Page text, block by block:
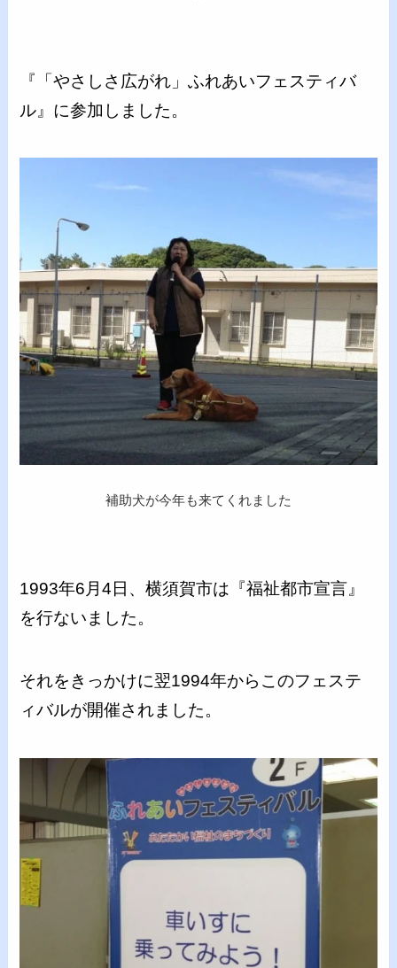
『「やさしさ広がれ」ふれあいフェスティバ
ル』に参加しました。
補助犬が今年も来てくれました
1993年6月4日、横須賀市は『福祉都市宣言』
を行ないました。
それをきっかけに翌1994年からこのフェステ
ィバルが開催されました。